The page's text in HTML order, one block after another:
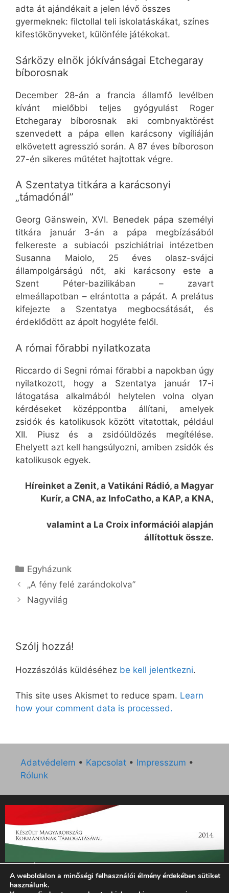
adta át ajándékait a jelen lévő összes
gyermeknek: filctollal teli iskolatáskákat, színes
kifestőkönyveket, különféle játékokat.
Sárközy elnök jókívánságai Etchegaray
bíborosnak
December 28-án a francia államfő levélben
kívánt mielőbbi teljes gyógyulást Roger
Etchegaray bíborosnak aki combnyaktörést
szenvedett a pápa ellen karácsony vigíliáján
elkövetett agresszió során. A 87 éves bíboroson
27-én sikeres műtétet hajtottak végre.
A Szentatya titkára a karácsonyi
„támadónál”
Georg Gänswein, XVI. Benedek pápa személyi
titkára január 3-án a pápa megbízásából
felkereste a subiacói pszichiátriai intézetben
Susanna Maiolo, 25 éves olasz-svájci
állampolgárságú nőt, aki karácsony este a
Szent Péter-bazilikában – zavart
elmeállapotban – elrántotta a pápát. A prelátus
kifejezte a Szentatya megbocsátását, és
érdeklődött az ápolt hogyléte felől.
A római főrabbi nyilatkozata
Riccardo di Segni római főrabbi a napokban úgy
nyilatkozott, hogy a Szentatya január 17-i
látogatása alkalmából helytelen volna olyan
kérdéseket középpontba állítani, amelyek
zsidók és katolikusok között vitatottak, például
XII. Piusz és a zsidóüldözés megítélése.
Ehelyett azt kell hangsúlyozni, amiben zsidók és
katolikusok egyek.
Híreinket a Zenit, a Vatikáni Rádió, a Magyar
Kurír, a CNA, az InfoCatho, a KAP, a KNA,
valamint a La Croix információi alapján
állítottuk össze.
Kategória
Egyházunk
„A fény felé zarándokolva”
Nagyvilág
Szólj hozzá!
Hozzászólás küldéséhez be kell jelentkezni.
This site uses Akismet to reduce spam. Learn
how your comment data is processed.
Adatvédelem • Kapcsolat • Impresszum •
Rólunk
„Az Új Ember katolikus hetilap 2014. évi működésének
támogatását az EGYH-KCP-14-P-0121 sz. támogatási
szerződés keretében 3 000 000 Ft összegben támogatta az
A weboldalon a minőségi felhasználói élmény érdekében sütiket
használunk.